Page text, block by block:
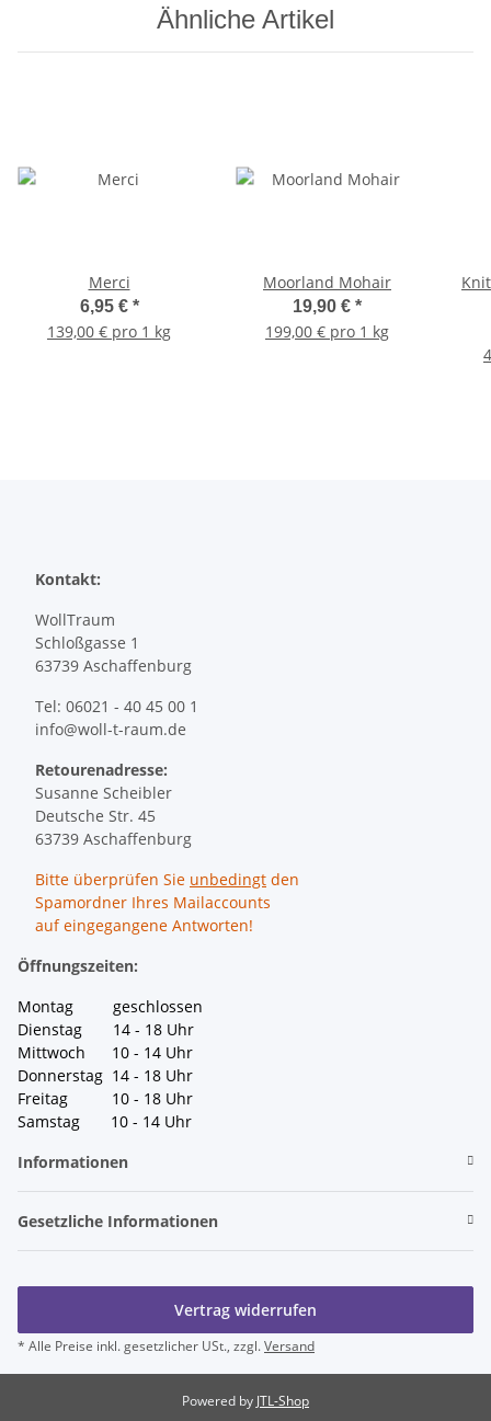
Ähnliche Artikel
Merci
6,95 € *
139,00 € pro 1 kg
Moorland Mohair
19,90 € *
199,00 € pro 1 kg
Kontakt:
WollTraum
Schloßgasse 1
63739 Aschaffenburg
Tel: 06021 - 40 45 00 1
info@woll-t-raum.de
Retourenadresse:
Susanne Scheibler
Deutsche Str. 45
63739 Aschaffenburg
Bitte überprüfen Sie unbedingt den
Spamordner Ihres Mailaccounts
auf eingegangene Antworten!
Öffnungszeiten:
Montag geschlossen
Dienstag 14 - 18 Uhr
Mittwoch 10 - 14 Uhr
Donnerstag 14 - 18 Uhr
Freitag 10 - 18 Uhr
Samstag 10 - 14 Uhr
Informationen
Gesetzliche Informationen
Vertrag widerrufen
* Alle Preise inkl. gesetzlicher USt., zzgl.Versand
Powered by JTL-Shop